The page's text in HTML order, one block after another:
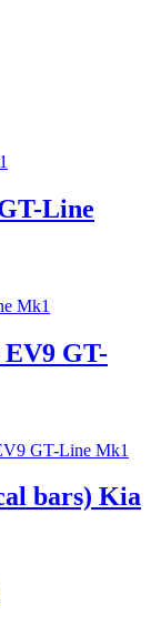
Line
GT-
bars) Kia